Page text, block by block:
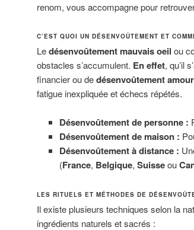
renom, vous accompagne pour
C’EST QUOI UN DÉSENVOÛTEMENT ET
Ledésenvoûtement mauvais oeil ou
obstacles s’accumulent. En effet, qu’il
financier ou dedésenvoûtement
fatigue inexpliquée et échecs répétés.
Désenvoûtement de personne :
Désenvoûtement de maison :
Désenvoûtement à distance :
(France, Belgique, Suisseou
LES RITUELS ET MÉTHODES DE
Il existe plusieurs techniques selon la
ingrédients naturels et sacrés :